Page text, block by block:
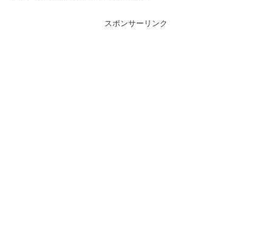
スポンサーリンク